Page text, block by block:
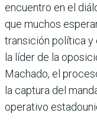
encuentro en el
que muchos
transición política y
la líder de la
Machado, el
la captura del
operativo